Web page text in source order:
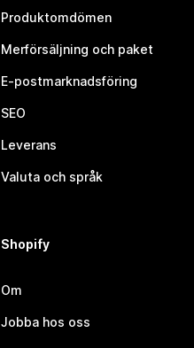
Produktomdömen
Merförsäljning och paket
E-postmarknadsföring
SEO
Leverans
Valuta och språk
Shopify
Om
Jobba hos oss